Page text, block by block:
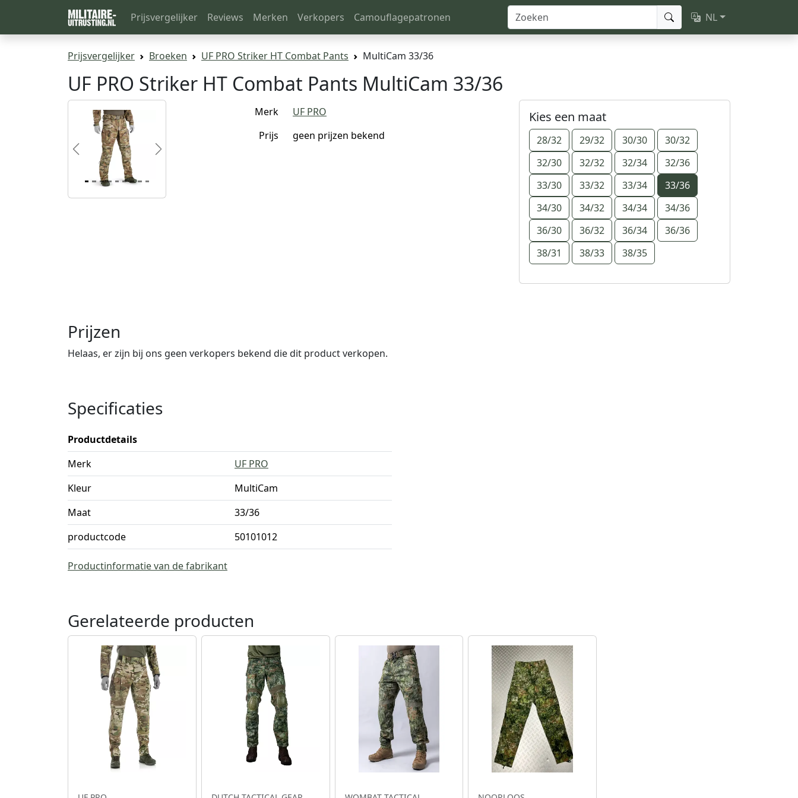
Prijsvergelijker Reviews Merken Verkopers Camouflagepatronen NL
Prijsvergelijker Broeken UF PRO Striker HT Combat Pants MultiCam 33/36
UF PRO Striker HT Combat Pants MultiCam 33/36
Previous Next
Merk
UF PRO
Prijs
geen prijzen bekend
Kies een maat
28/32 29/32 30/30
30/32
32/30
32/32 32/34
32/36
33/30
33/32 33/34
33/36
34/30
34/32 34/34
34/36
36/30
36/32 36/34
36/36
38/31
38/33 38/35
Prijzen
Helaas, er zijn bij ons geen verkopers bekend die dit product verkopen.
Specificaties
Productdetails
Merk
UF PRO
Kleur
MultiCam
Maat
33/36
productcode
50101012
Productinformatie van de fabrikant
Gerelateerde producten